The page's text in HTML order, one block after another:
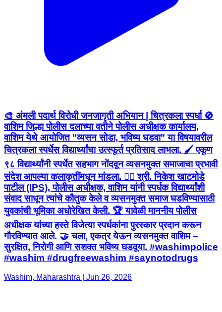
🎨 अंमली पदार्थ विरोधी जनजागृती अभियान | चित्रकला स्पर्धा 🚫
वाशिम जिल्हा पोलीस दलाच्या वतीने पोलीस अधीक्षक कार्यालय,
वाशिम येथे आयोजित "व्यसन सोडा, भविष्य घडवा" या विषयावरील
चित्रकला स्पर्धेस विद्यार्थ्यांचा उत्स्फूर्त प्रतिसाद लाभला. 🖌️ एकूण
९८ विद्यार्थ्यांनी स्पर्धेत सहभाग नोंदवून व्यसनमुक्त समाजाचा प्रभावी
संदेश आपल्या कलाकृतींमधून मांडला. 👮‍♂️ श्री. निकेश खाटमोडे
पाटील (IPS), पोलीस अधीक्षक, वाशिम यांनी स्पर्धक विद्यार्थ्यांशी
संवाद साधून त्यांचे कौतुक केले व व्यसनमुक्त समाज घडविण्यासाठी
युवकांची भूमिका अधोरेखित केली. 🏆 यावेळी माननीय पोलीस
अधीक्षक यांच्या हस्ते विजेत्या स्पर्धकांना पुरस्कार प्रदान करून
गौरविण्यात आले. 🤝 चला, एकत्र येऊन व्यसनमुक्त वाशिम –
सुरक्षित, निरोगी आणि सशक्त भविष्य घडवूया. #washimpolice
#washim #drugfreewashim #saynotodrugs
Washim, Maharashtra | Jun 26, 2026